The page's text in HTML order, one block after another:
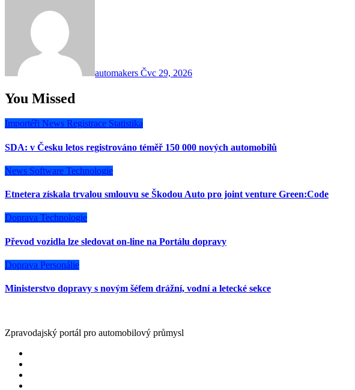
automakers Čvc 29, 2026
You Missed
Importéři News Registrace Statistika
SDA: v Česku letos registrováno téměř 150 000 nových automobilů
News Software Technologie
Etnetera získala trvalou smlouvu se Škodou Auto pro joint venture Green:Code
Doprava Technologie
Převod vozidla lze sledovat on-line na Portálu dopravy
Doprava Personálie
Ministerstvo dopravy s novým šéfem drážní, vodní a letecké sekce
Zpravodajský portál pro automobilový průmysl